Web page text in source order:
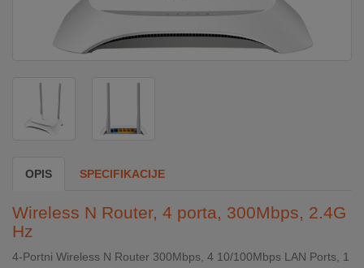
KLIMATIZACIJA
&
GAME
OPIS SPECIFIKACIJE
Wireless N Router, 4 porta, 300Mbps, 2.4G
Hz
4-Portni Wireless N Router 300Mbps, 4 10/100Mbps LAN Ports, 1